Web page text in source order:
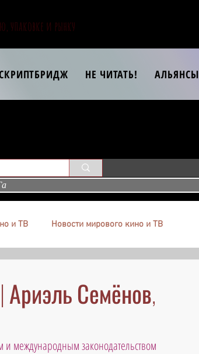
упаковке и рынку
НЕ ЧИТАТЬ! АЛЬЯНСЫ
и ТВ Новости мирового кино и ТВ
Ариэль Семёнов,
и международным законодательством